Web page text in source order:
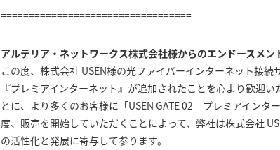
==================================
アルテリア・ネットワークス株式会社様からのエンドースメン
この度、株式会社 USEN様の光ファイバーインターネット接
『プレミアインターネット』が追加されたことを心より歓迎
とに、より多くのお客様に「USEN GATE 02 プレミアインタ
度、販売を開始していただくことによって、弊社は株式会社
の活性化と発展に寄与して参ります。